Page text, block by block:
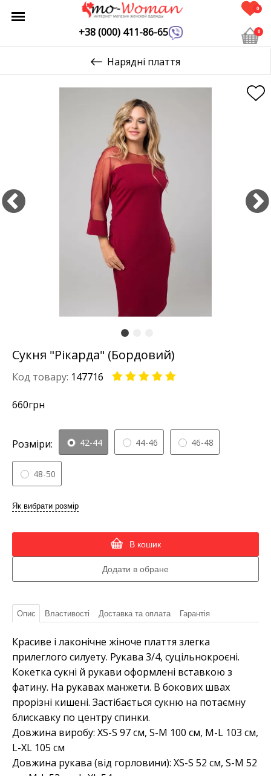
+38 (000) 411-86-65
0
0
Нарядні плаття
Сукня "Рікарда" (Бордовий)
Код товару: 147716
660грн
Розміри: 42-44 44-46 46-48
48-50
Як вибрати розмір
В кошик
Опис Властивості Доставка та оплата Гарантія
Красиве і лаконічне жіноче плаття злегка
прилеглого силуету. Рукава 3/4, суцільнокроєні.
Кокетка сукні й рукави оформлені вставкою з
фатину. На рукавах манжети. В бокових швах
прорізні кишені. Застібається сукню на потаємну
блискавку по центру спинки.
Довжина виробу: XS-S 97 см, S-M 100 см, M-L 103 см,
L-XL 105 см
Довжина рукава (від горловини): XS-S 52 см, S-M 52